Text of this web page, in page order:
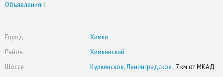
Объявления 1
Город
Химки
Район
Химкинский
Шоссе
Куркинское Ленинградское , 7 км от МКАД